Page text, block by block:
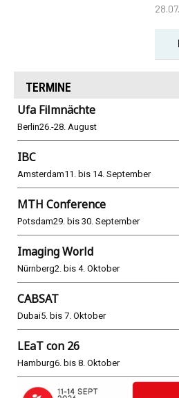
TERMINE
Ufa Filmnächte
Berlin26.-28. August
IBC
Amsterdam11. bis 14. September
MTH Conference
Potsdam29. bis 30. September
Imaging World
Nürnberg2. bis 4. Oktober
CABSAT
Dubai5. bis 7. Oktober
LEaT con 26
Hamburg6. bis 8. Oktober